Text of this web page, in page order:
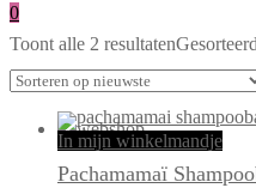
0
Toont alle 2 resultaten
In mijn winkelmandje
Pachamamaï